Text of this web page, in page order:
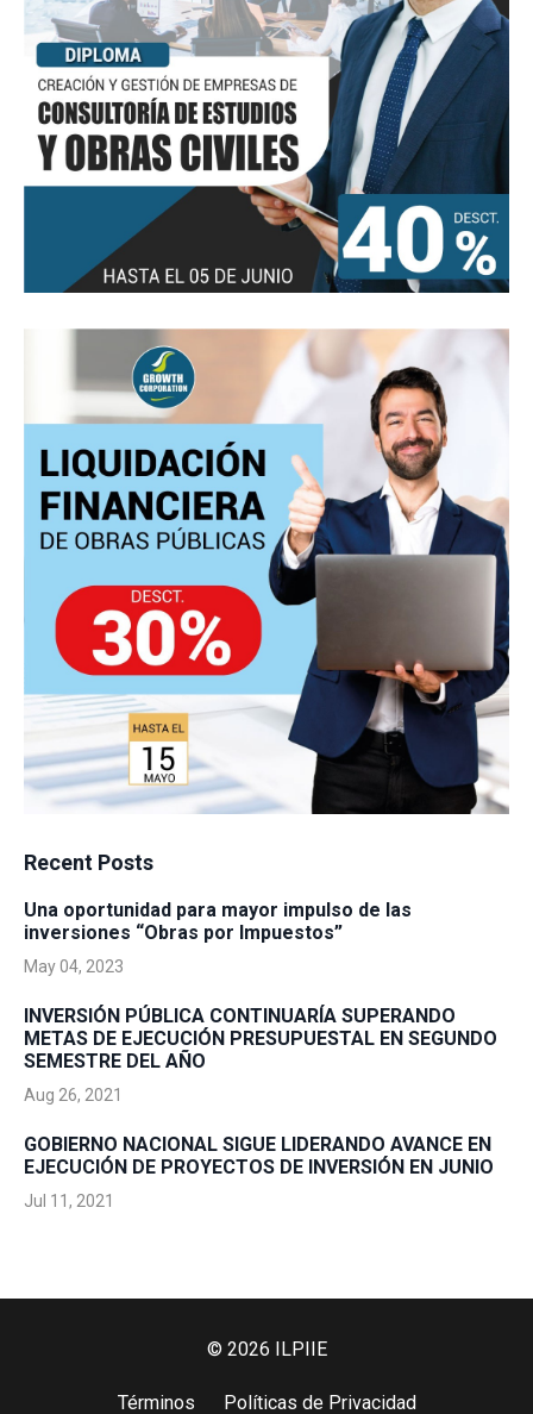
Recent Posts
Una oportunidad para mayor impulso de las
inversiones “Obras por Impuestos”
May 04, 2023
INVERSIÓN PÚBLICA CONTINUARÍA SUPERANDO
METAS DE EJECUCIÓN PRESUPUESTAL EN SEGUNDO
SEMESTRE DEL AÑO
Aug 26, 2021
GOBIERNO NACIONAL SIGUE LIDERANDO AVANCE EN
EJECUCIÓN DE PROYECTOS DE INVERSIÓN EN JUNIO
Jul 11, 2021
© 2026 ILPIIE
Términos Políticas de Privacidad